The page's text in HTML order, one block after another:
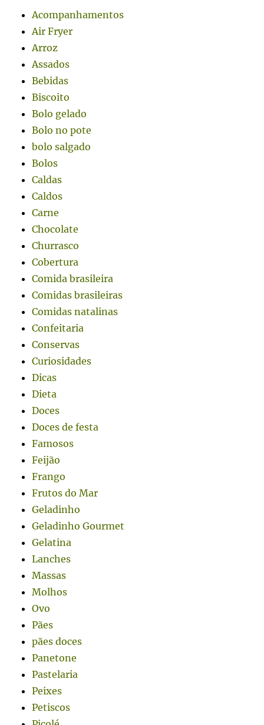
Acompanhamentos
Air Fryer
Arroz
Assados
Bebidas
Biscoito
Bolo gelado
Bolo no pote
bolo salgado
Bolos
Caldas
Caldos
Carne
Chocolate
Churrasco
Cobertura
Comida brasileira
Comidas brasileiras
Comidas natalinas
Confeitaria
Conservas
Curiosidades
Dicas
Dieta
Doces
Doces de festa
Famosos
Feijão
Frango
Frutos do Mar
Geladinho
Geladinho Gourmet
Gelatina
Lanches
Massas
Molhos
Ovo
Pães
pães doces
Panetone
Pastelaria
Peixes
Petiscos